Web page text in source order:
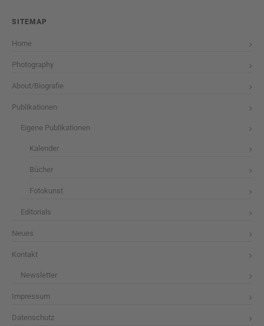
SITEMAP
Home
Photography
About/Biografie
Publikationen
Eigene Publikationen
Kalender
Bücher
Fotokunst
Editorials
Neues
Kontakt
Newsletter
Impressum
Datenschutz